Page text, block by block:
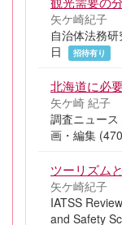
矢ケ崎紀子
自治体法務
日
招待有り
北海道に必
矢ケ崎 紀子
調査ニュー
画・編集
ツーリズム
矢ケ崎紀子
IATSS
and Safety